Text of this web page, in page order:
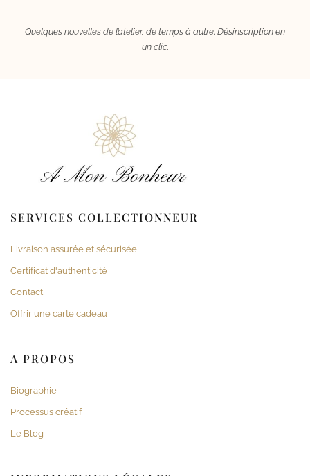
Quelques nouvelles de l’atelier, de temps à autre. Désinscription en
un clic.
SERVICES COLLECTIONNEUR
Livraison assurée et sécurisée
Certificat d'authenticité
Contact
Offrir une carte cadeau
A PROPOS
Biographie
Processus créatif
Le Blog